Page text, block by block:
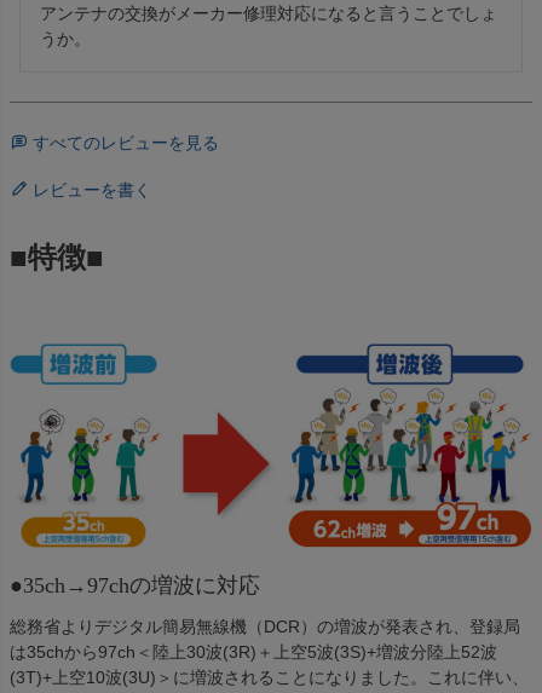
アンテナの交換がメーカー修理対応になると言うことでしょ
すべてのレビューを見る
レビューを書く
■特徴■
●35ch→97chの増波に対応
総務省よりデジタル簡易無線機（DCR）の増波が発表され、登録局
は35chから97ch＜陸上30波(3R)＋上空5波(3S)+増波分陸上52波
(3T)+上空10波(3U)＞に増波されることになりました。これに伴い、